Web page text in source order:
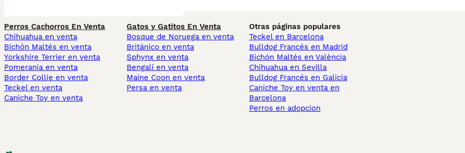
Perros Cachorros En Venta
Chihuahua en venta
Bichón Maltés en venta
Yorkshire Terrier en venta
Pomerania en venta
Border Collie en venta
Teckel en venta
Caniche Toy en venta
Gatos y Gatitos En Venta
Bosque de Noruega en venta
Británico en venta
Sphynx en venta
Bengalí en venta
Maine Coon en venta
Persa en venta
Otras páginas populares
Teckel en Barcelona
Bulldog Francés en Madrid
Bichón Maltés en València
Chihuahua en Sevilla
Bulldog Francés en Galicia
Caniche Toy en venta en
Barcelona
Perros en adopcion